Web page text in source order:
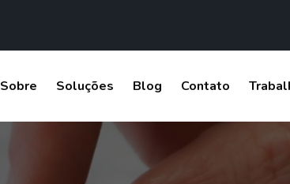
Sobre Soluções Blog Contato